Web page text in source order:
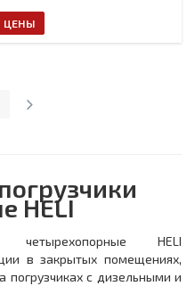
ЦЕНЫ
HELI
четырехопорные HELI
в закрытых помещениях,
погрузчиках с дизельными и